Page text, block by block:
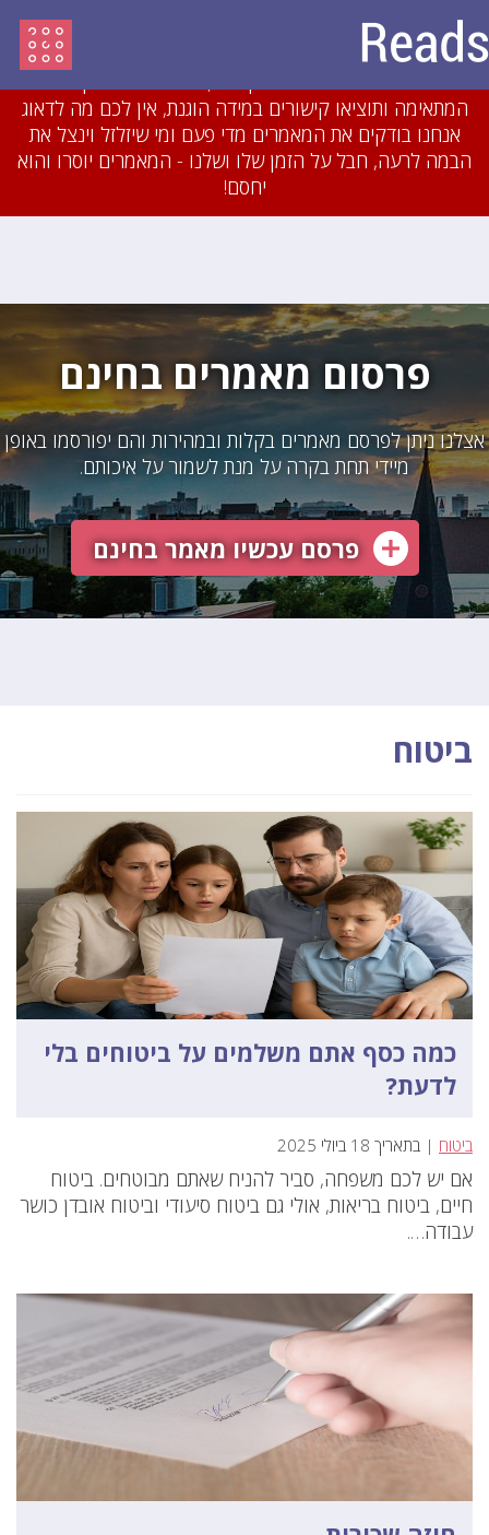
עדכון מיולי 2018: לאחרונה חסמנו משתמשים והסרנו
עשרות מאמרים שהיו מועתקים או כתובים בזילזול בצורה
המתאימה ותוציאו קישורים במידה הוגנת, אין לכם מה לדאוג
אנחנו בודקים את המאמרים מדי פעם ומי שיזלזל וינצל את
הבמה לרעה, חבל על הזמן שלו ושלנו - המאמרים יוסרו והוא
יחסם!
פרסום מאמרים בחינם
אצלנו ניתן לפרסם מאמרים בקלות ובמהירות והם יפורסמו באופן
מיידי תחת בקרה על מנת לשמור על איכותם.
פרסם עכשיו מאמר בחינם
ביטוח
כמה כסף אתם משלמים על ביטוחים בלי
לדעת?
ביטוח | בתאריך 18 ביולי 2025
אם יש לכם משפחה, סביר להניח שאתם מבוטחים. ביטוח
חיים, ביטוח בריאות, אולי גם ביטוח סיעודי וביטוח אובדן כושר
עבודה….